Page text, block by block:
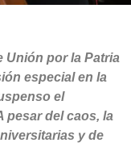
Unión por la Patria
especial en la
el
pesar del caos, la
y de